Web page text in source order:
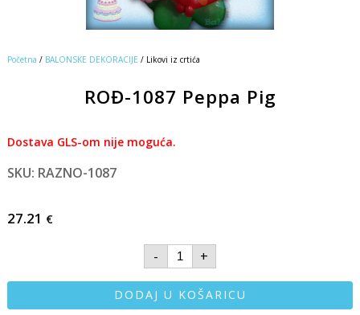
Početna / BALONSKE DEKORACIJE / Likovi iz crtića
ROĐ-1087 Peppa Pig
Dostava GLS-om nije moguća.
SKU: RAZNO-1087
27.21 €
- +
DODAJ U KOŠARICU